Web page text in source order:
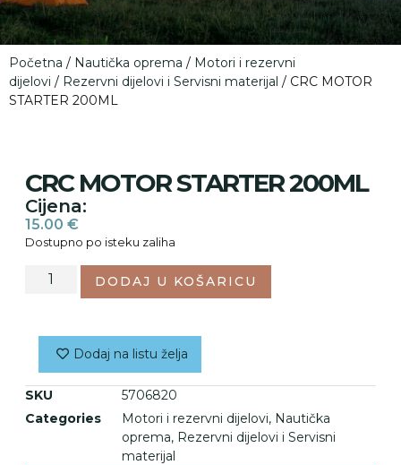
Početna / Nautička oprema / Motori i rezervni
dijelovi / Rezervni dijelovi i Servisni materijal / CRC MOTOR
STARTER 200ML
CRC MOTOR STARTER 200ML
Cijena:
15.00 €
Dostupno po isteku zaliha
DODAJ U KOŠARICU
Dodaj na listu želja
SKU
5706820
Categories
Motori i rezervni dijelovi, Nautička
oprema, Rezervni dijelovi i Servisni
materijal